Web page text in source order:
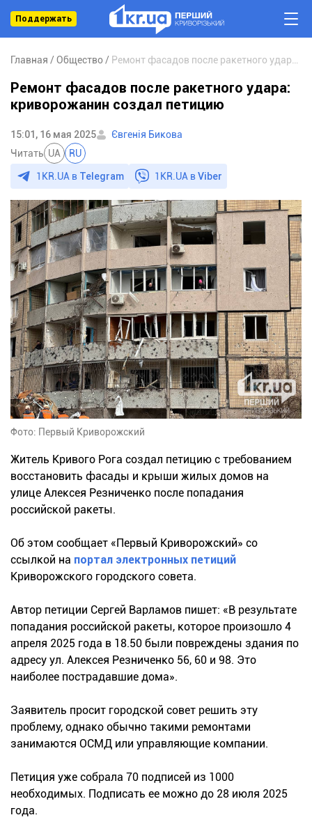
Поддержать
Главная Общество
Ремонт фасадов после ракетного удара:
криворожанин создал петицию
15:01, 16 мая 2025
Євгенія Бикова
Читать UA RU
1KR.UA в Telegram 1KR.UA вViber
Фото: Первый Криворожский
Житель Кривого Рога создал петицию с требованием
восстановить фасады и крыши жилых домов на
улице Алексея Резниченко после попадания
российской ракеты.
Об этом сообщает «Первый Криворожский» со
ссылкой на портал электронных петиций
Криворожского городского совета.
Автор петиции Сергей Варламов пишет: «В результате
попадания российской ракеты, которое произошло 4
апреля 2025 года в 18.50 были повреждены здания по
адресу ул. Алексея Резниченко 56, 60 и 98. Это
наиболее пострадавшие дома».
Заявитель просит городской совет решить эту
проблему, однако обычно такими ремонтами
занимаются ОСМД или управляющие компании.
Петиция уже собрала 70 подписей из 1000
необходимых. Подписать ее можно до 28 июля 2025
года.